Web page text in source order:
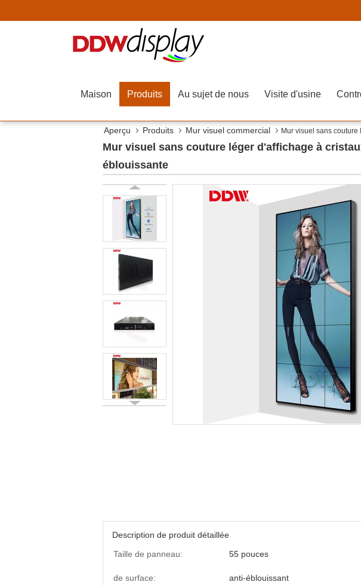
Maison Produits Au sujet de nous Visite d'usine
Aperçu Produits Mur visuel commercial Mur visuel sans
Mur visuel sans couture léger d'affichage à
éblouissante
Description de produit détaillée
Taille de panneau:
55 pouces
de surface: anti-éblouissant